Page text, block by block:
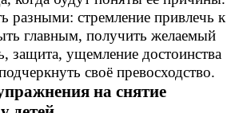
разными: стремление привлечь к
главным, получить желаемый
защита, ущемление достоинства
своё превосходство.
на снятие